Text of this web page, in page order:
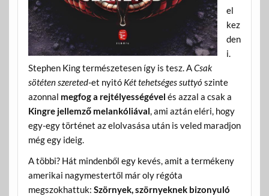
el
kez
den
i.
Stephen King természetesen így is tesz. ACsak
sötéten szereted-et nyitó Két tehetséges suttyó szinte
azonnal megfog a rejtélyességével és azzal a csak a
Kingre jellemző melankóliával, ami aztán eléri, hogy
egy-egy történet az elolvasása után is veled maradjon
még egy ideig.
A többi? Hát mindenből egy kevés, amit a termékeny
amerikai nagymestertől már oly régóta
megszokhattuk: Szörnyek, szörnyeknek bizonyuló